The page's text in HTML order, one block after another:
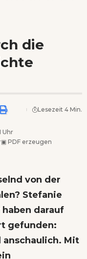
die
Uhr
▣ PDF erzeugen
Lesezeit 4 Min.
von der
Stefanie
darauf
gefunden:
anschaulich. Mit